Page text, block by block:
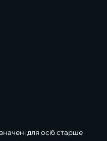
для осіб старше